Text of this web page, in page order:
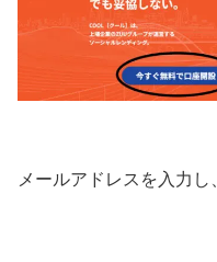
メールアドレスを入力し